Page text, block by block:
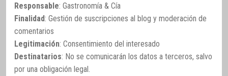
Responsable: Gastronomía & Cía
Finalidad: Gestión de suscripciones al blog y moderación de
comentarios
Legitimación: Consentimiento del interesado
Destinatarios: No se comunicarán los datos a terceros, salvo
por una obligación legal.